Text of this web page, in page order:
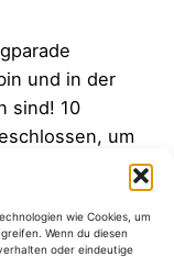
wie Cookies, um
Wenn du diesen
oder eindeutige
und in der
sind! 10
um
Künstler in